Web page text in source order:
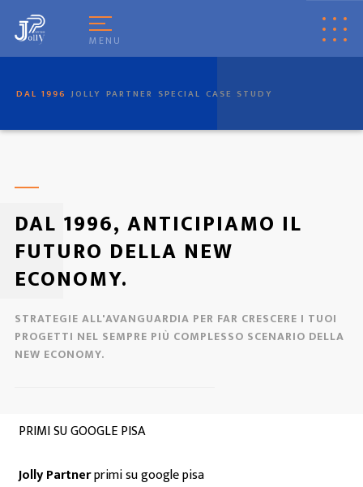
MENU
DAL 1996 JOLLY PARTNER SPECIAL CASE STUDY
DAL 1996, ANTICIPIAMO IL
FUTURO DELLA NEW
ECONOMY.
STRATEGIE ALL'AVANGUARDIA PER FAR CRESCERE I TUOI
PROGETTI NEL SEMPRE PIÙ COMPLESSO SCENARIO DELLA
NEW ECONOMY.
PRIMI SU GOOGLE PISA
Jolly Partnerprimi su google pisa
Pisa
powered by